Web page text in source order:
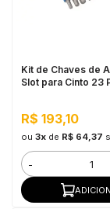
Kit de Chaves de
Slot para Cinto 23
R$ 193,10
ou 3xde R$ 64,37
-